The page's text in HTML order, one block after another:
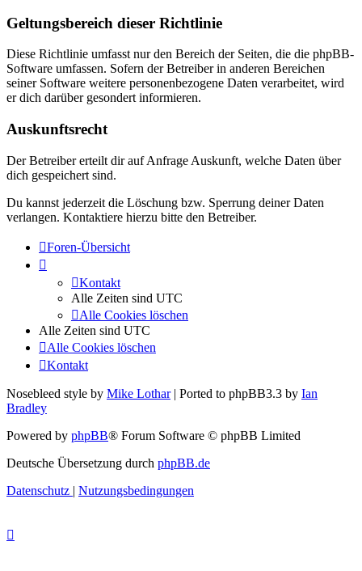
Geltungsbereich dieser Richtlinie
Diese Richtlinie umfasst nur den Bereich der Seiten, die die phpBB-
Software umfassen. Sofern der Betreiber in anderen Bereichen
seiner Software weitere personenbezogene Daten verarbeitet, wird
er dich darüber gesondert informieren.
Auskunftsrecht
Der Betreiber erteilt dir auf Anfrage Auskunft, welche Daten über
dich gespeichert sind.
Du kannst jederzeit die Löschung bzw. Sperrung deiner Daten
verlangen. Kontaktiere hierzu bitte den Betreiber.
Foren-Übersicht
Kontakt
Alle Zeiten sind UTC
Alle Cookies löschen
Alle Zeiten sind UTC
Alle Cookies löschen
Kontakt
Nosebleed style by Mike Lothar| Ported to phpBB3.3 by Ian
Bradley
Powered by phpBB® Forum Software © phpBB Limited
Deutsche Übersetzung durch phpBB.de
Datenschutz | Nutzungsbedingungen